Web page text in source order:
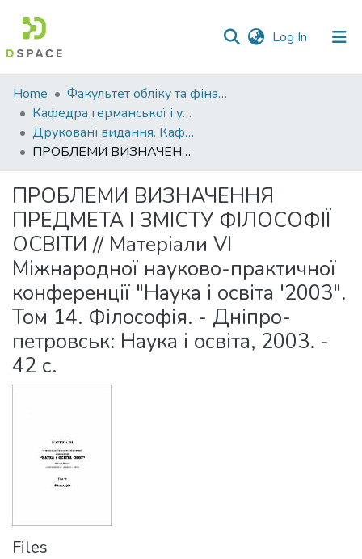
Log In (current)
Communities
&
Collections
All of DSpace
Statistics
Home
Факультет обліку та фінансів
Кафедра германської і української філології
Друковані видання. Кафедра германської і української філології
ПРОБЛЕМИ ВИЗНАЧЕННЯ ПРЕДМЕТА І ЗМІСТУ ФІЛОСОФІЇ ОСВІТИ // Матеріали VI Міжнародної науково-практичної конференції "Наука і освіта '2003". Том 14. Філософія. - Дніпро- петровськ: Наука і освіта, 2003. - 42 с.
ПРОБЛЕМИ ВИЗНАЧЕННЯ
ПРЕДМЕТА І ЗМІСТУ ФІЛОСОФІЇ
ОСВІТИ // Матеріали VI
Міжнародної науково-практичної
конференції "Наука і освіта '2003".
Том 14. Філософія. - Дніпро-
петровськ: Наука і освіта, 2003. -
42 с.
Files